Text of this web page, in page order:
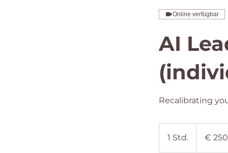
Online verfügbar
AI
Recalibrating
1 Std.
S
€ 250